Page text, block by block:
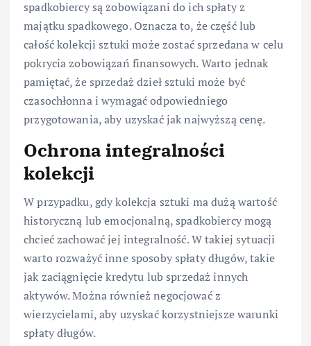
spadkobiercy są zobowiązani do ich spłaty z
majątku spadkowego. Oznacza to, że część lub
całość kolekcji sztuki może zostać sprzedana w celu
pokrycia zobowiązań finansowych. Warto jednak
pamiętać, że sprzedaż dzieł sztuki może być
czasochłonna i wymagać odpowiedniego
przygotowania, aby uzyskać jak najwyższą cenę.
Ochrona integralności
kolekcji
W przypadku, gdy kolekcja sztuki ma dużą wartość
historyczną lub emocjonalną, spadkobiercy mogą
chcieć zachować jej integralność. W takiej sytuacji
warto rozważyć inne sposoby spłaty długów, takie
jak zaciągnięcie kredytu lub sprzedaż innych
aktywów. Można również negocjować z
wierzycielami, aby uzyskać korzystniejsze warunki
spłaty długów.